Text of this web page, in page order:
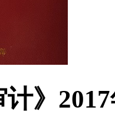
计》